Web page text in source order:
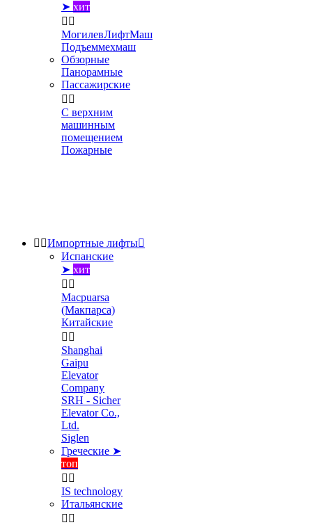
➤ хит
 
МогилевЛифтМаш
Подъеммехмаш
Обзорные
Панорамные
Пассажирские
 
С верхним
машинным
помещением
Пожарные
 Импортные лифты
Испанские
➤ хит
 
Macpuarsa
(Макпарса)
Китайские
 
Shanghai
Gaipu
Elevator
Company
SRH - Sicher
Elevator Co.,
Ltd.
Siglen
Греческие ➤
топ
 
IS technology
Итальянские
 